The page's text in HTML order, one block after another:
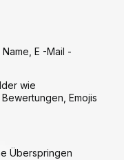
E -Mail -
wie
Emojis
Überspringen